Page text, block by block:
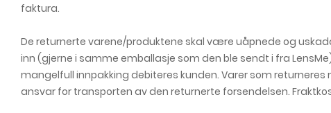
faktura.
De returnerte varene/produktene skal være uåpnede og
inn (gjerne i samme emballasje som den ble sendt i fra
mangelfull innpakking debiteres kunden. Varer som returneres
ansvar for transporten av den returnerte forsendelsen.